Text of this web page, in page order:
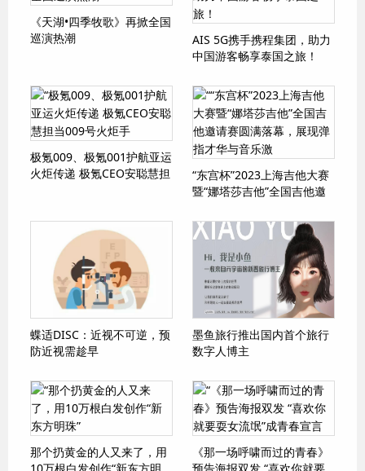
《天湖•四季牧歌》再掀全国
巡演热潮
AIS 5G携手携程集团，助力
中国游客畅享泰国之旅！
极氪009、极氪001护航亚运
火炬传递 极氪CEO安聪慧担
“东宫杯”2023上海吉他大赛
暨“娜塔莎吉他”全国吉他邀
华与音乐激
蝶适DISC：近视不可逆，预
防近视需趁早
墨鱼旅行推出国内首个旅行
数字人博主
那个扔黄金的人又来了，用
《那一场呼啸而过的青春》